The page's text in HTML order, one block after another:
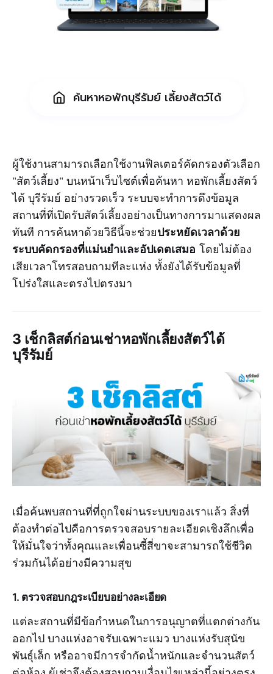
ค้นหาหอพักบุรีรัมย์ เลี้ยงสัตว์ได้
ผู้ใช้งานสามารถเลือกใช้งานฟิลเตอร์คัดกรองตัวเลือก
"สัตว์เลี้ยง" บนหน้าเว็บไซต์เพื่อค้นหา หอพักเลี้ยงสัตว์
ได้ บุรีรัมย์ อย่างรวดเร็ว ระบบจะทำการดึงข้อมูล
สถานที่ที่เปิดรับสัตว์เลี้ยงอย่างเป็นทางการมาแสดงผล
ทันที การค้นหาด้วยวิธีนี้จะช่วยประหยัดเวลาด้วย
ระบบคัดกรองที่แม่นยำและอัปเดตเสมอ โดยไม่ต้อง
เสียเวลาโทรสอบถามทีละแห่ง ทั้งยังได้รับข้อมูลที่
โปร่งใสและตรงไปตรงมา
3 เช็กลิสต์ก่อนเช่าหอพักเลี้ยงสัตว์ได้
บุรีรัมย์
เมื่อค้นพบสถานที่ที่ถูกใจผ่านระบบของเราแล้ว สิ่งที่
ต้องทำต่อไปคือการตรวจสอบรายละเอียดเชิงลึกเพื่อ
ให้มั่นใจว่าทั้งคุณและเพื่อนซี้สี่ขาจะสามารถใช้ชีวิต
ร่วมกันได้อย่างมีความสุข
1. ตรวจสอบกฎระเบียบอย่างละเอียด
แต่ละสถานที่มีข้อกำหนดในการอนุญาตที่แตกต่างกัน
ออกไป บางแห่งอาจรับเฉพาะแมว บางแห่งรับสุนัข
พันธุ์เล็ก หรืออาจมีการจำกัดน้ำหนักและจำนวนสัตว์